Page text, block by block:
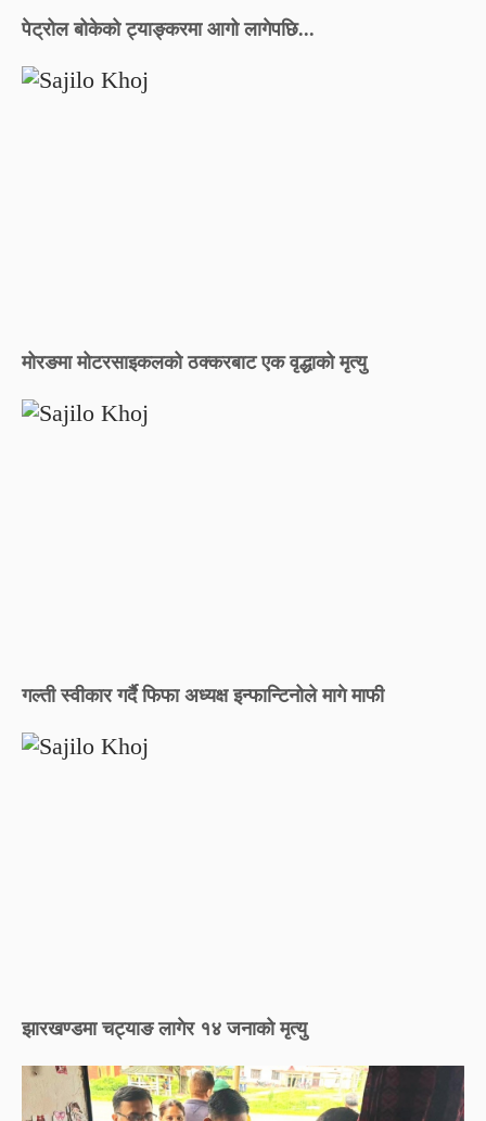
पेट्रोल बोकेको ट्याङ्करमा आगो लागेपछि...
मोरङमा मोटरसाइकलको ठक्करबाट एक वृद्धाको मृत्यु
गल्ती स्वीकार गर्दै फिफा अध्यक्ष इन्फान्टिनोले मागे माफी
झारखण्डमा चट्याङ लागेर १४ जनाको मृत्यु